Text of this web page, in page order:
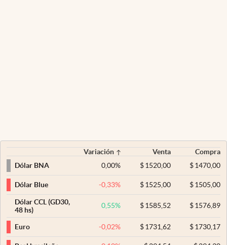
Variación Venta
Compra
Dólar BNA
0,00% $ 1520,00 $1470,00
Dólar Blue -0,33% $ 1525,00 $1505,00
Dólar CCL (GD30,
48 hs)
0,55% $ 1585,52 $1576,89
Euro -0,02% $ 1731,62 $1730,17